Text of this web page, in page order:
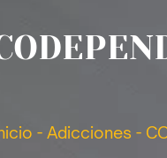
- Adicciones -